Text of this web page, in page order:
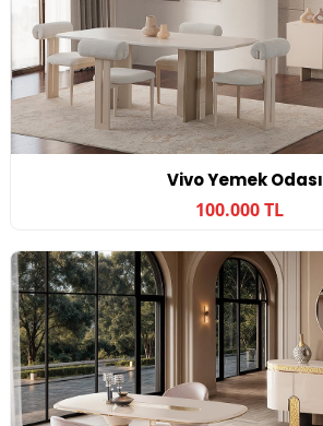
Vivo Yemek Odası
100.000 TL